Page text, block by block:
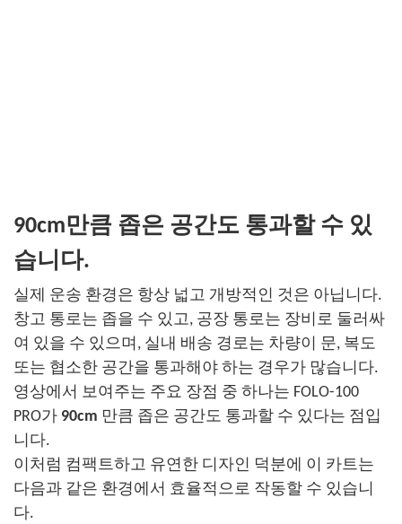
90cm만큼 좁은 공간도 통과할 수 있
습니다.
실제 운송 환경은 항상 넓고 개방적인 것은 아닙니다.
창고 통로는 좁을 수 있고, 공장 통로는 장비로 둘러싸
여 있을 수 있으며, 실내 배송 경로는 차량이 문, 복도
또는 협소한 공간을 통과해야 하는 경우가 많습니다.
영상에서 보여주는 주요 장점 중 하나는 FOLO-100
PRO가 90cm 만큼 좁은 공간도 통과할 수 있다는 점입
니다.
이처럼 컴팩트하고 유연한 디자인 덕분에 이 카트는
다음과 같은 환경에서 효율적으로 작동할 수 있습니
다.